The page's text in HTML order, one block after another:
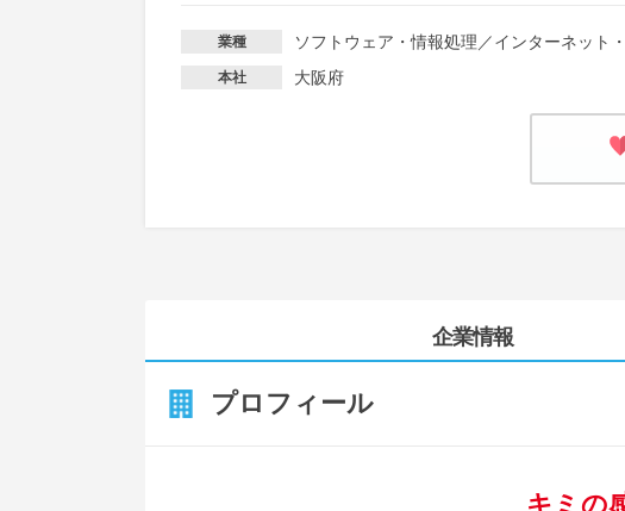
業種 ソフトウェア・情報処理 ／インターネット
本社 大阪府
企業情報
プロフィール
キミの